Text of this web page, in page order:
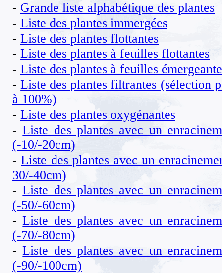
- Grande liste alphabétique des plantes
- Liste des plantes immergées
- Liste des plantes flottantes
- Liste des plantes à feuilles flottantes
- Liste des plantes à feuilles
-Liste des plantes filtrantes (sélection
à 100%)
- Liste des plantes oxygénantes
-Liste des plantes avec un
(-10/-20cm)
-Liste des plantes avec un
30/-40cm)
-Liste des plantes avec un
(-50/-60cm)
-Liste des plantes avec un
(-70/-80cm)
-Liste des plantes avec un
(-90/-100cm)